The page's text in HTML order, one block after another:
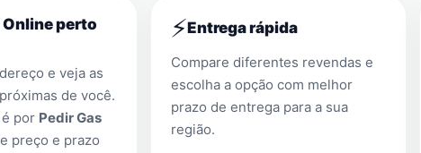
Online perto
e veja as
de você.
é por Pedir Gas
preço e prazo
⚡Entrega rápida
Compare diferentes revendas e
escolha a opção com melhor
prazo de entrega para a sua
região.